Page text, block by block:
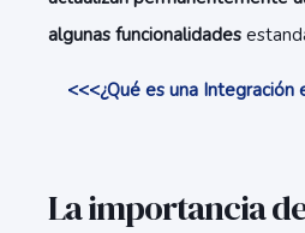
algunas funcionalidades
<<<¿Qué es una
La importancia